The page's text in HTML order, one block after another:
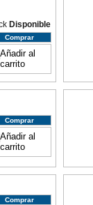
Disponible
Comprar
Comprar
Comprar